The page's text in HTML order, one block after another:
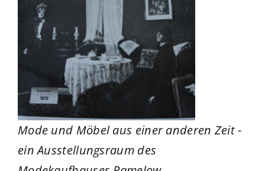
Mode und Möbel aus einer anderen Zeit -
ein Ausstellungsraum des